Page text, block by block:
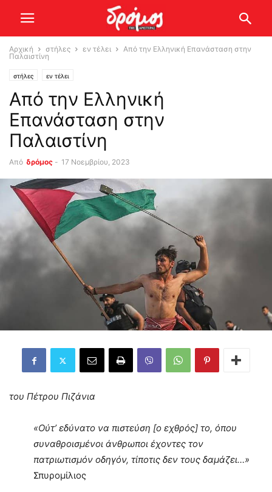
Αρχική στήλες εν τέλει
Από την Ελληνική Επανάσταση στην
Παλαιστίνη
στήλες εν τέλει
Από την Ελληνική
Επανάσταση στην
Παλαιστίνη
Από δρόμος - 17 Νοεμβρίου, 2023
του Πέτρου Πιζάνια
«Ούτ’ εδύνατο να πιστεύση [ο εχθρός] το, όπου
συναθροισμένοι άνθρωποι έχοντες τον
πατριωτισμόν οδηγόν, τίποτις δεν τους δαμάζει…»
Σπυρομίλιος